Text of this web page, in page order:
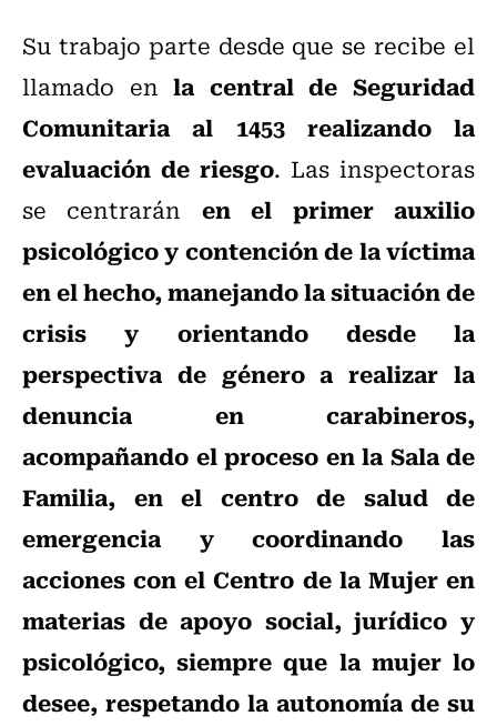
Su trabajo parte desde que se recibe el
llamado enla central de Seguridad
Comunitaria al 1453 realizando la
evaluación de riesgo. Las inspectoras
se centrarán en el primer auxilio
psicológico y contención de la víctima
en el hecho, manejando la situación de
crisis y orientando desde la
perspectiva de género a realizar la
denuncia en carabineros,
acompañando el proceso en la Sala de
Familia, en el centro de salud de
emergencia y coordinando las
acciones con el Centro de la Mujer en
materias de apoyo social, jurídico y
psicológico, siempre que la mujer lo
desee, respetando la autonomía de su